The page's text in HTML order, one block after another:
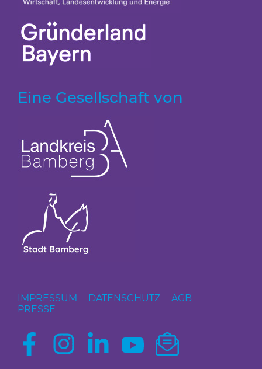
Eine Gesellschaft von
IMPRESSUM DATENSCHUTZ
AGB
PRESSE